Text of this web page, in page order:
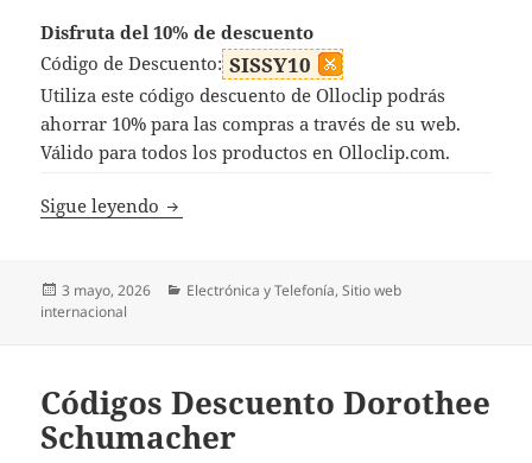
Disfruta del 10% de descuento
Código de Descuento: SISSY10
Utiliza este código descuento de Olloclip podrás
ahorrar 10% para las compras a través de su web.
Válido para todos los productos en Olloclip.com.
Sigue leyendo Códigos Descuento Olloclip
Publicado
el
3 mayo, 2026 Categorías
Electrónica y Telefonía,Sitio web
internacional
Códigos Descuento Dorothee
Schumacher